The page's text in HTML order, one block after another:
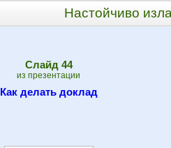
Настойчиво
Cлайд 44
из презентации
Как делать доклад